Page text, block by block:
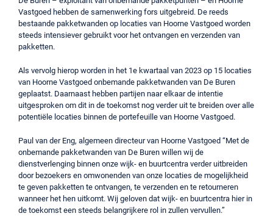
Vastgoed hebben de samenwerking fors uitgebreid. De reeds
bestaande pakketwanden op locaties van Hoorne Vastgoed worden
steeds intensiever gebruikt voor het ontvangen en verzenden van
pakketten.
Als vervolg hierop worden in het 1e kwartaal van 2023 op 15 locaties
van Hoorne Vastgoed onbemande pakketwanden van De Buren
geplaatst. Daarnaast hebben partijen naar elkaar de intentie
uitgesproken om dit in de toekomst nog verder uit te breiden over alle
potentiële locaties binnen de portefeuille van Hoorne Vastgoed.
Paul van der Eng, algemeen directeur van Hoorne Vastgoed “Met de
onbemande pakketwanden van De Buren willen wij de
dienstverlenging binnen onze wijk- en buurtcentra verder uitbreiden
door bezoekers en omwonenden van onze locaties de mogelijkheid
te geven pakketten te ontvangen, te verzenden en te retourneren
wanneer het hen uitkomt. Wij geloven dat wijk- en buurtcentra hier in
de toekomst een steeds belangrijkere rol in zullen vervullen.”